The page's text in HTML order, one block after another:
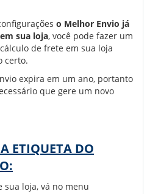
o Melhor Envio já
sua loja, você pode fazer um
de frete em sua loja
certo.
expira em um ano, portanto
que gere um novo
ETIQUETA DO
sua loja, vá no menu